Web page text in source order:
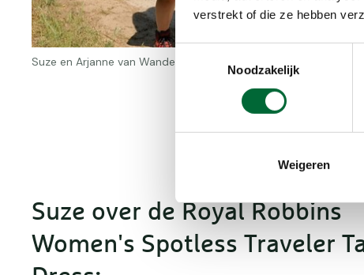
verstrekt of die ze hebben
Toestemmingsselectie
Noodzakelijk
Weigeren
Suze en Arjanne van Wandel.nl in de wandeljurkjes van Royal
Suze over de Royal Robbins
Women's Spotless Traveler